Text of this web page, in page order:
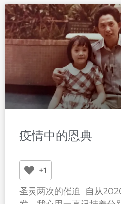
疫情中的恩典
+1
圣灵两次的催迫 自从